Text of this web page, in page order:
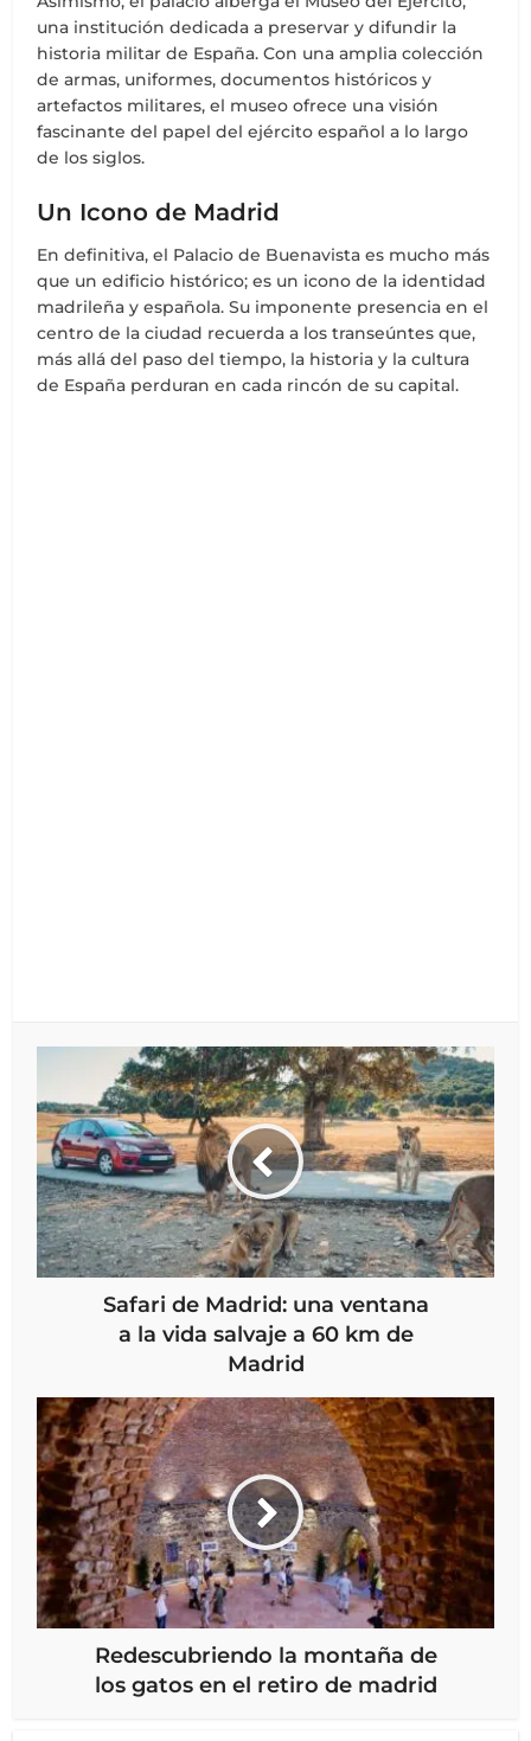
una institución dedicada a preservar y difundir la
historia militar de España. Con una amplia colección
de armas, uniformes, documentos históricos y
artefactos militares, el museo ofrece una visión
fascinante del papel del ejército español a lo largo
de los siglos.
Un Icono de Madrid
En definitiva, el Palacio de Buenavista es mucho más
que un edificio histórico; es un icono de la identidad
madrileña y española. Su imponente presencia en el
centro de la ciudad recuerda a los transeúntes que,
más allá del paso del tiempo, la historia y la cultura
de España perduran en cada rincón de su capital.
Safari de Madrid: una ventana
a la vida salvaje a 60 km de
Madrid
Redescubriendo la montaña de
los gatos en el retiro de madrid